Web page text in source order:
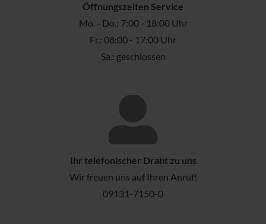
Öffnungszeiten Service
Mo. - Do.: 7:00 - 18:00 Uhr
Fr.: 08:00 - 17:00 Uhr
Sa.: geschlossen
Ihr telefonischer Draht zu uns
Wir freuen uns auf Ihren Anruf!
09131-7150-0